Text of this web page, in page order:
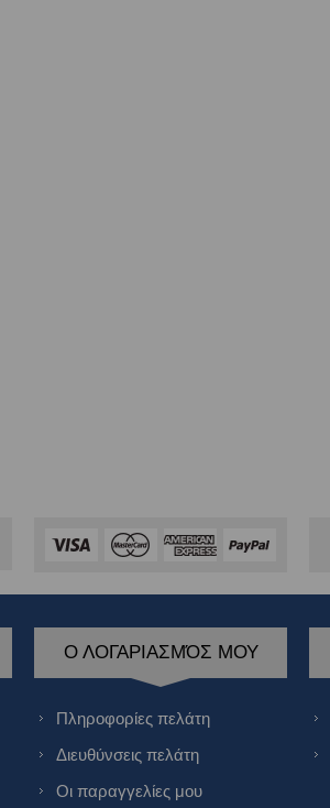
Ο ΛΟΓΑΡΙΑΣΜΌΣ ΜΟΥ
Πληροφορίες πελάτη
Διευθύνσεις πελάτη
Οι παραγγελίες μου